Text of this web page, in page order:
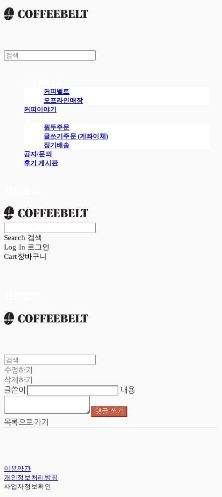
커피벨트
오프라인매장
커피이야기
원두주문
글쓰기주문 (계좌이체)
정기배송
공지/문의
후기 게시판
Search 검색
Log In 로그인
Cart장바구니
수정하기
삭제하기
글쓴이
내용
댓글 쓰기
목록으로 가기
이용약관
개인정보처리방침
사업자정보확인